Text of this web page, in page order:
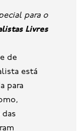
para o
Livres
de
está
para